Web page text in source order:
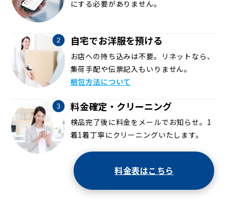
にする必要がありません。
自宅でお洋服を預ける
お店への持ち込みは不要。リネットなら、
集荷手配や伝票記入もいりません。
梱包方法について
料金確定・クリーニング
検品完了後に料金をメールでお知らせ。1
着1着丁寧にクリーニングいたします。
料金表はこちら